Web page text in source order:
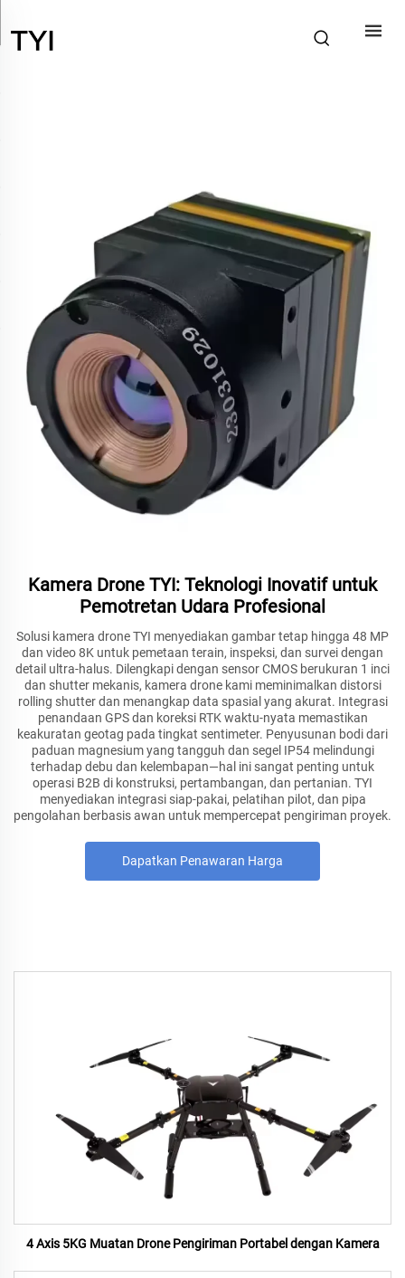
Kamera Drone TYI: Teknologi Inovatif untuk
Pemotretan Udara Profesional
Solusi kamera drone TYI menyediakan gambar tetap hingga 48 MP
dan video 8K untuk pemetaan terain, inspeksi, dan survei dengan
detail ultra-halus. Dilengkapi dengan sensor CMOS berukuran 1 inci
dan shutter mekanis, kamera drone kami meminimalkan distorsi
rolling shutter dan menangkap data spasial yang akurat. Integrasi
penandaan GPS dan koreksi RTK waktu-nyata memastikan
keakuratan geotag pada tingkat sentimeter. Penyusunan bodi dari
paduan magnesium yang tangguh dan segel IP54 melindungi
terhadap debu dan kelembapan—hal ini sangat penting untuk
operasi B2B di konstruksi, pertambangan, dan pertanian. TYI
menyediakan integrasi siap-pakai, pelatihan pilot, dan pipa
pengolahan berbasis awan untuk mempercepat pengiriman proyek.
Dapatkan Penawaran Harga
4 Axis 5KG Muatan Drone Pengiriman Portabel dengan Kamera